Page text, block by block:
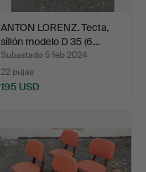
ANTON LORENZ. Tecta,
sillón modelo D 35 (6…
Subastado 5 feb 2024
22 pujas
195 USD